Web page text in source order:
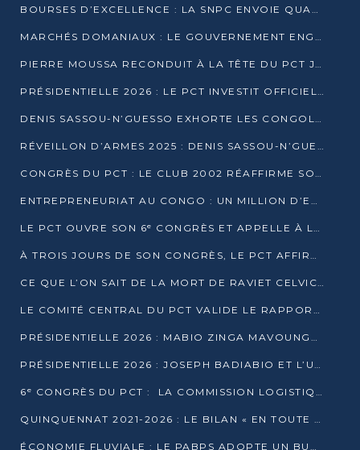
BOURSES D’EXCELLENCE : LA SNPC ENVOIE QUATRE NOUVEAUX TALENTS CONGOLAIS SE FORMER À BAKOU
MARCHÉS DOMANIAUX : LE GOUVERNEMENT ENGAGE LA STRUCTURATION DES TAXES D’ASSAINISSEMENT
PIERRE MOUSSA RECONDUIT À LA TÊTE DU PCT JUSQU’EN 2031
PRÉSIDENTIELLE 2026 : LE PCT INVESTIT OFFICIELLEMENT DENIS SASSOU NGUESSO
DENIS SASSOU-N’GUESSO EXHORTE LES CONGOLAIS À L’UNITÉ ET AU FAIR-PLAY DÉMOCRATIQUE EN 2026
RÉVEILLON D’ARMES 2025 : DENIS SASSOU-N’GUESSO GARANTIT DES ÉLECTIONS 2026 PAISIBLES ET SÉCURISÉES
CONGRÈS DU PCT : LE CLUB 2002 RÉAFFIRME SON SOUTIEN À DENIS SASSOU-N’GUESSO POUR 2026
ENTREPRENEURIAT AU CONGO : UN MILLION D’EUROS POUR FINANCER LES STARTUPS DÈS 2026
LE PCT OUVRE SON 6ᵉ CONGRÈS ET APPELLE À LA CANDIDATURE DE DENIS SASSOU NGUESSO
À TROIS JOURS DE SON CONGRÈS, LE PCT AFFIRME AVOIR ATTEINT TOUS SES OBJECTIFS
CE QUE L’ON SAIT DE LA MORT DE RAVIET CELVIC N’TSIANTSIE
LE COMITÉ CENTRAL DU PCT VALIDE LE RAPPORT DU CONGRÈS ET SOUTIENT DENIS SASSOU N’GUESSO
PRÉSIDENTIELLE 2026 : MABIO ZINGA MAVOUNGOU DÉCLARE SA CANDIDATURE ET CHARGE LE BILAN DU PCT
PRÉSIDENTIELLE 2026 : JOSEPH BADIABIO ET L’UDH-YUKI JOUENT LA PRUDENCE
6ᵉ CONGRÈS DU PCT : LA COMMISSION LOGISTIQUE ASSURE LA DISTRIBUTION DES KITS
QUINQUENNAT 2021-2026 : LE BILAN « EN TOUTE TRANSPARENCE » PRÉSENTÉ À LA PRESSE
ÉCONOMIE FLUVIALE : LE PABPS ADOPTE UN BUDGET 2026 DE PLUS DE 2,7 MILLIARDS FCFA